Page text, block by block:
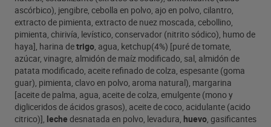
ascórbico), jengibre, cebolla en polvo, ajo en polvo, cilantro,
extracto de pimienta, extracto de nuez moscada, cebollino,
pimienta, chirivía, levístico, conservador (nitrito sódico), humo de
haya], harina detrigo, agua, ketchup(4%) [puré de tomate,
azúcar, vinagre, almidón de maíz modificado, sal, almidón de
patata modificado, aceite refinado de colza, espesante (goma
guar), pimienta, clavo en polvo, aroma natural), margarina
[aceite de palma, agua, aceite de colza, emulgente (mono y
digliceridos de ácidos grasos), aceite de coco, acidulante (acido
citrico)], leche desnatada en polvo, levadura, huevo, gasificantes